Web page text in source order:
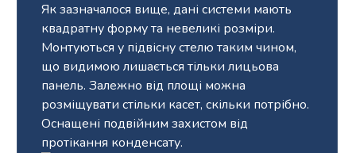
Як зазначалося вище, дані системи мають
квадратну форму та невеликі розміри.
Монтуються у підвісну стелю таким чином,
що видимою лишається тільки лицьова
панель. Залежно від площі можна
розміщувати стільки касет, скільки потрібно.
Оснащені подвійним захистом від
протікання конденсату.